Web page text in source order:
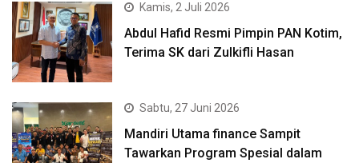
Kamis, 2 Juli 2026
Abdul Hafid Resmi Pimpin PAN Kotim,
Terima SK dari Zulkifli Hasan
Sabtu, 27 Juni 2026
Mandiri Utama finance Sampit
Tawarkan Program Spesial dalam